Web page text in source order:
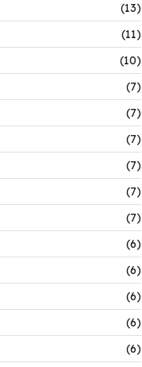
(13)
(11)
(10)
(7)
(7)
(7)
(7)
(7)
(7)
(6)
(6)
(6)
(6)
(6)